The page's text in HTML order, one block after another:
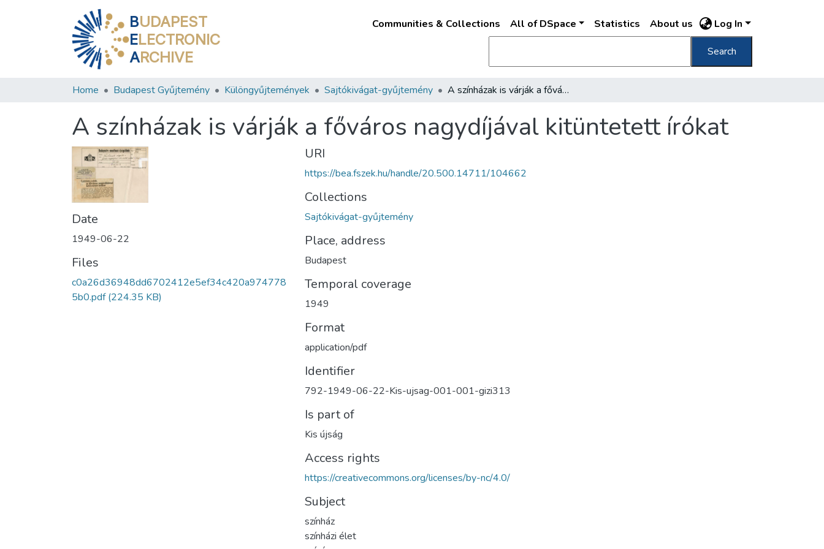
BUDAPEST
ELECTRONIC
ARCHIVE
Communities & Collections All of DSpace Statistics About us Log In
Search
Home Budapest Gyűjtemény Különgyűjtemények Sajtókivágat-gyűjtemény A színházak is várják a főváros nagydíjával kitüntetett írókat
A színházak is várják a főváros nagydíjával kitüntetett írókat
Date
1949-06-22
Files
c0a26d36948dd6702412e5ef34c420a974778
5b0.pdf(224.35 KB)
URI
https://bea.fszek.hu/handle/20.500.14711/104662
Collections
Sajtókivágat-gyűjtemény
Place, address
Budapest
Temporal coverage
1949
Format
application/pdf
Identifier
792-1949-06-22-Kis-ujsag-001-001-gizi313
Is part of
Kis újság
Access rights
https://creativecommons.org/licenses/by-nc/4.0/
Subject
színház
színházi élet